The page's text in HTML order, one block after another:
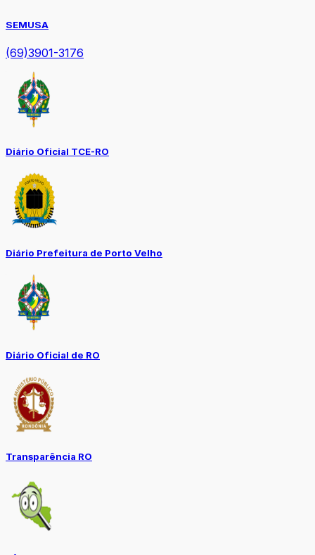
SEMUSA
(69)3901-3176
Diário Oficial TCE-RO
Diário Prefeitura de Porto Velho
Diário Oficial de RO
Transparência RO